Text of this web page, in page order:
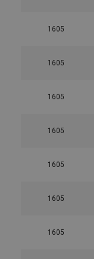
1605
1605
1605
1605
1605
1605
1605